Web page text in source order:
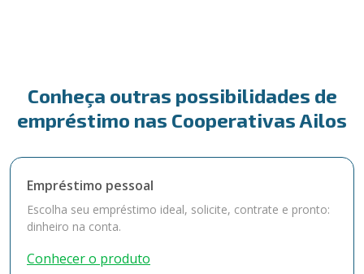
Conheça outras possibilidades de
empréstimo nas Cooperativas Ailos
Empréstimo pessoal
Escolha seu empréstimo ideal, solicite, contrate e pronto:
dinheiro na conta.
Conhecer o produto